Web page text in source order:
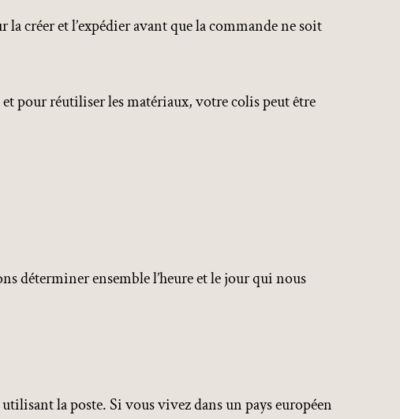
créer et l’expédier avant que la commande ne soit
et pour réutiliser les matériaux, votre colis peut être
déterminer ensemble l’heure et le jour qui nous
la poste. Si vous vivez dans un pays européen